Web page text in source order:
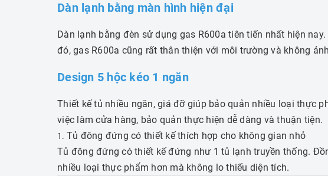
Dàn lạnh bằng màn hình hiện đại
Dàn lạnh bằng đèn sử dụng gas R600a tiên tiến nhất hiện nay.
đó, gas R600a cũng rất thân thiện với môi trường và không
Design 5 hộc kéo 1 ngăn
Thiết kế tủ nhiều ngăn, giá đỡ giúp bảo quản nhiều loại thực
việc làm cửa hàng, bảo quản thực hiện dễ dàng và thuận tiện.
Tủ đông đứng có thiết kế thích hợp cho không gian nhỏ
Tủ đông đứng có thiết kế đứng như 1 tủ lạnh truyền thống.
nhiều loại thực phẩm hơn mà không lo thiếu diện tích.